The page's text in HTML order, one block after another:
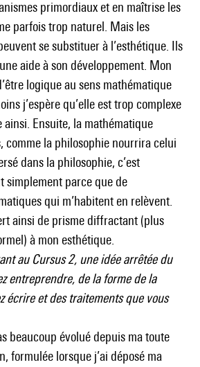
primordiaux et en maîtrise les
parfois trop naturel. Mais les
se substituer à l’esthétique. Ils
aide à son développement. Mon
logique au sens mathématique
j’espère qu’elle est trop complexe
ainsi. Ensuite, la mathématique
comme la philosophie nourrira celui
dans la philosophie, c’est
simplement parce que de
qui m’habitent en relèvent.
ainsi de prisme diffractant (plus
à mon esthétique.
au Cursus 2, une idée arrêtée du
entreprendre, de la forme de la
écrire et des traitements que vous
beaucoup évolué depuis ma toute
formulée lorsque j’ai déposé ma